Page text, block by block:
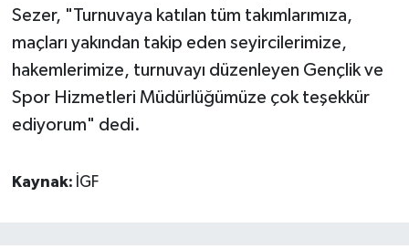
Sezer, "Turnuvaya katılan tüm takımlarımıza,
maçları yakından takip eden seyircilerimize,
hakemlerimize, turnuvayı düzenleyen Gençlik ve
Spor Hizmetleri Müdürlüğümüze çok teşekkür
ediyorum" dedi.
Kaynak: İGF